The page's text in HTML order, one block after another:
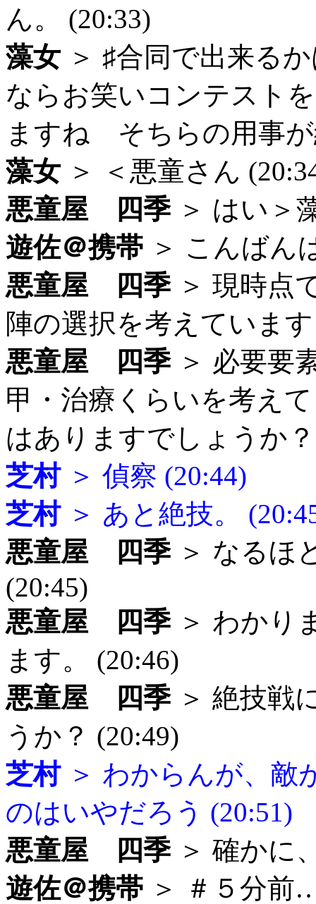
ん。 (20:33)
藻女 ＞ ♯合同で出来る
ならお笑いコンテスト
ますね そちらの用事が
藻女 ＞ ＜悪童さん
悪童屋 四季＞ はい＞
遊佐＠携帯 ＞ こんばん
悪童屋 四季＞ 現時点
陣の選択を考えていま
悪童屋 四季＞ 必要要
甲・治療くらいを考え
はありますでしょうか
芝村＞ 偵察 (20:44)
芝村＞ あと絶技。
悪童屋 四季＞ なるほ
(20:45)
悪童屋 四季＞ わかり
ます。 (20:46)
悪童屋 四季＞ 絶技戦
うか？ (20:49)
芝村＞ わからんが、敵
のはいやだろう (20:51)
悪童屋 四季＞ 確かに
遊佐＠携帯 ＞ ＃５分前